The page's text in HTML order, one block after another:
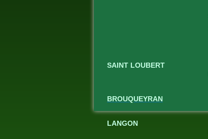
SAINT LOUBERT
BROUQUEYRAN
LANGON